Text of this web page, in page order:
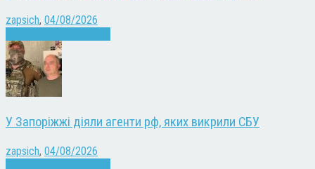
zapsich, 04/08/2026
У Запоріжжі діяли агенти рф, яких викрили СБУ
zapsich, 04/08/2026